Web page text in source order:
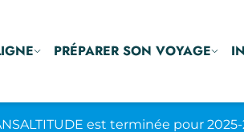
PRÉPARER SON VOYAGE
est terminée pour